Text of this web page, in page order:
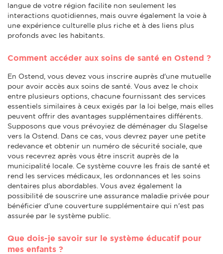
langue de votre région facilite non seulement les
interactions quotidiennes, mais ouvre également la voie à
une expérience culturelle plus riche et à des liens plus
profonds avec les habitants.
Comment accéder aux soins de santé en Ostend ?
En Ostend, vous devez vous inscrire auprès d'une mutuelle
pour avoir accès aux soins de santé. Vous avez le choix
entre plusieurs options, chacune fournissant des services
essentiels similaires à ceux exigés par la loi belge, mais elles
peuvent offrir des avantages supplémentaires différents.
Supposons que vous prévoyiez de déménager du Slagelse
vers la Ostend. Dans ce cas, vous devrez payer une petite
redevance et obtenir un numéro de sécurité sociale, que
vous recevrez après vous être inscrit auprès de la
municipalité locale. Ce système couvre les frais de santé et
rend les services médicaux, les ordonnances et les soins
dentaires plus abordables. Vous avez également la
possibilité de souscrire une assurance maladie privée pour
bénéficier d'une couverture supplémentaire qui n'est pas
assurée par le système public.
Que dois-je savoir sur le système éducatif pour
mes enfants ?